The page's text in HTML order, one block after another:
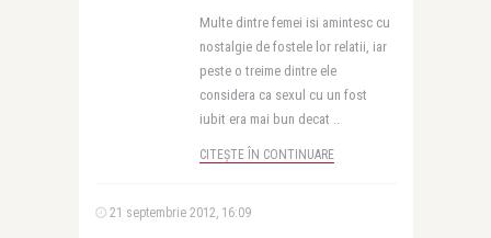
Multe dintre femei isi amintesc cu
nostalgie de fostele lor relatii, iar
peste o treime dintre ele
considera ca sexul cu un fost
iubit era mai bun decat ..
CITEȘTE ÎN CONTINUARE
21 septembrie 2012, 16:09